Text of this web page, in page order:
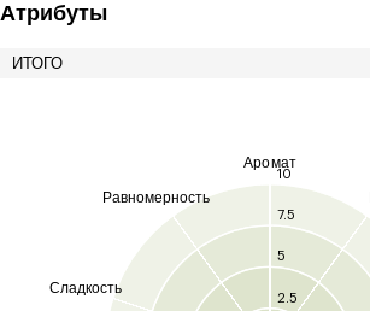
Атрибуты
ИТОГО
10
7.5
5
2.5
Аромат
Сладкость
Равномерность